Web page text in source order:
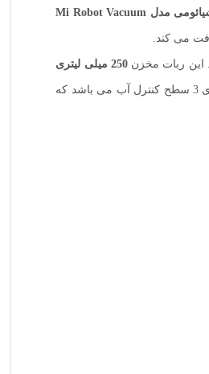
جاروبرقی رباتیک شیائومی مدل Mi Robot Vacuum
می کند.
این ربات مخزن250 میلی لیتری
آب را دارد که برای تی کشیدن مورد استفاده قرار می گیرد. و توسط خود ربات کنترل می شود تا نشت نداشته یا بیش از مقدار مورد نیاز خیس نشود. همچنین این ربو جارو دارای 3 سطح کنترل آب می باشد که